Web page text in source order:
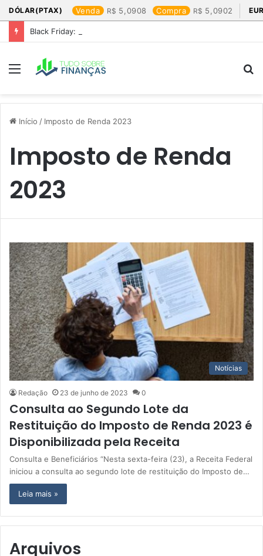
DÓLAR(PTAX) Venda 5,0908 Compra 5,0902
Black Friday: os produtos que mais valem a pena
Menu
Início / Imposto de Renda 2023
Imposto de Renda
2023
Notícias
Redação 23 de junho de 2023 0
Consulta ao Segundo Lote da
Restituição do Imposto de Renda 2023 é
Disponibilizada pela Receita
Consulta e Beneficiários “Nesta sexta-feira (23), a Receita Federal
iniciou a consulta ao segundo lote de restituição do Imposto de…
Leia mais »
Arquivos